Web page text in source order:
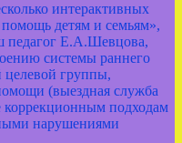
интерактивных
детям и семьям»,
педагог Е.А.Шевцова,
системы раннего
целевой группы,
(выездная служба
коррекционным подходам
нарушениями